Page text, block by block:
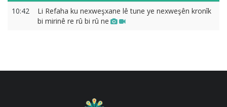
10:42
Li Refaha ku nexweşxane lê tune ye nexweşên kronîk
bi mirinê re rû bi rû ne